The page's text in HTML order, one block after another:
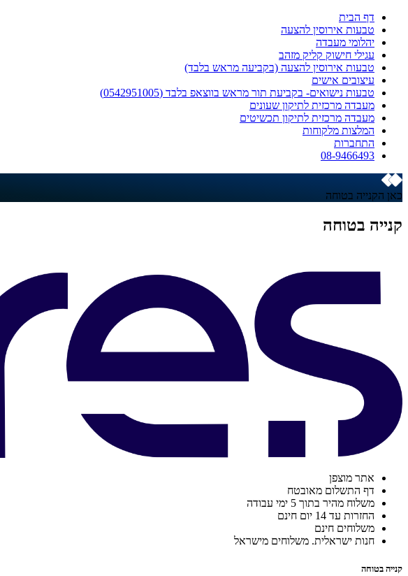
דף הבית
טבעות אירוסין להצעה
יהלומי מעבדה
עגילי חישוק קליק מזהב
טבעות אירוסין להצעה (בקביעה מראש בלבד)
עיצובים אישים
טבעות נישואים- בקביעת תור מראש בווצאפ בלבד (0542951005)
מעבדה מרכזית לתיקון שעונים
מעבדה מרכזית לתיקון תכשיטים
המלצות מלקוחות
התחברות
08-9466493
כאן הקנייה בטוחה
קנייה בטוחה
אתר מוצפן
דף התשלום מאובטח
משלוח מהיר בתוך 5 ימי עבודה
החזרות עד 14 יום חינם
משלוחים חינם
חנות ישראלית. משלוחים מישראל
קנייה בטוחה